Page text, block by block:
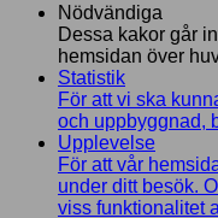
Nödvändiga
Dessa kakor går
hemsidan över
Statistik
För att vi ska
och uppbyggnad,
Upplevelse
För att vår
under ditt besök.
viss funktionalitet